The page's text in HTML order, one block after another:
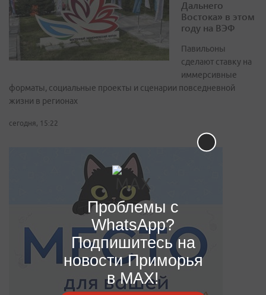
Дальнего
Востока» в этом
году на ВЭФ
Павильоны
сделают ставку на
иммерсивные
форматы, социальные проекты и сценарии повседневной
жизни в регионах
сегодня, 15:22
Проблемы с
WhatsApp?
Подпишитесь на
новости Приморья
в MAX!